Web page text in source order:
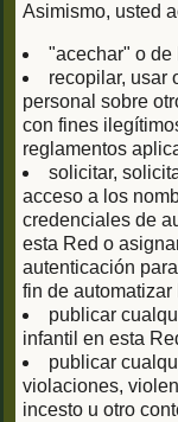
Asimismo, usted
"acechar" o de
recopilar, usar
personal sobre
con fines
reglamentos
solicitar,
acceso a los
credenciales de
esta Red o
autenticación
fin de
publicar
infantil en esta
publicar
violaciones,
incesto u otro